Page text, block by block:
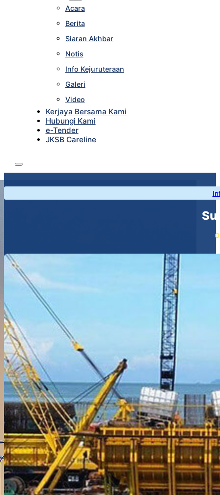
Acara
Berita
Siaran Akhbar
Notis
Info Kejuruteraan
Galeri
Video
Kerjaya Bersama Kami
Hubungi Kami
e-Tender
JKSB Careline